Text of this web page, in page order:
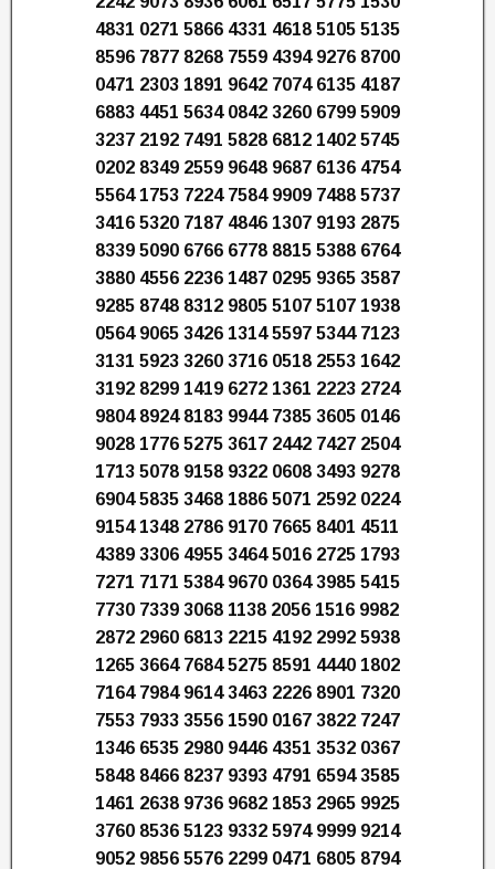
4831 0271 5866 4331 4618 5105 5135
8596 7877 8268 7559 4394 9276 8700
0471 2303 1891 9642 7074 6135 4187
6883 4451 5634 0842 3260 6799 5909
3237 2192 7491 5828 6812 1402 5745
0202 8349 2559 9648 9687 6136 4754
5564 1753 7224 7584 9909 7488 5737
3416 5320 7187 4846 1307 9193 2875
8339 5090 6766 6778 8815 5388 6764
3880 4556 2236 1487 0295 9365 3587
9285 8748 8312 9805 5107 5107 1938
0564 9065 3426 1314 5597 5344 7123
3131 5923 3260 3716 0518 2553 1642
3192 8299 1419 6272 1361 2223 2724
9804 8924 8183 9944 7385 3605 0146
9028 1776 5275 3617 2442 7427 2504
1713 5078 9158 9322 0608 3493 9278
6904 5835 3468 1886 5071 2592 0224
9154 1348 2786 9170 7665 8401 4511
4389 3306 4955 3464 5016 2725 1793
7271 7171 5384 9670 0364 3985 5415
7730 7339 3068 1138 2056 1516 9982
2872 2960 6813 2215 4192 2992 5938
1265 3664 7684 5275 8591 4440 1802
7164 7984 9614 3463 2226 8901 7320
7553 7933 3556 1590 0167 3822 7247
1346 6535 2980 9446 4351 3532 0367
5848 8466 8237 9393 4791 6594 3585
1461 2638 9736 9682 1853 2965 9925
3760 8536 5123 9332 5974 9999 9214
9052 9856 5576 2299 0471 6805 8794